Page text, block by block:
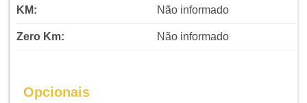
KM: Não informado
Zero Km: Não informado
Opcionais